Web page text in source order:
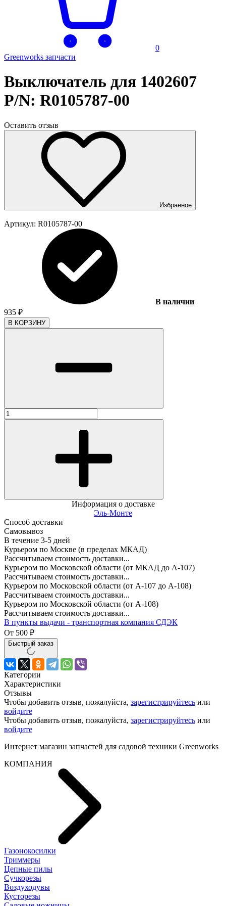
0
Greenworks запчасти
Выключатель для 1402607
P/N: R0105787-00
Оставить отзыв
Избранное
Артикул: R0105787-00
В наличии
935 ₽
В КОРЗИНУ
Информация о доставке
Эль-Монте
Способ доставки
Самовывоз
В течение 3-5 дней
Курьером по Москве (в пределах МКАД)
Рассчитываем стоимость доставки...
Курьером по Московской области (от МКАД до А-107)
Рассчитываем стоимость доставки...
Курьером по Московской области (от А-107 до А-108)
Рассчитываем стоимость доставки...
Курьером по Московской области (от А-108)
Рассчитываем стоимость доставки...
В пункты выдачи - транспортная компания СДЭК
От 500 ₽
Быстрый заказ
Категории
Характеристики
Отзывы
Чтобы добавить отзыв, пожалуйста, зарегистрируйтесь или
войдите
Чтобы добавить отзыв, пожалуйста, зарегистрируйтесь или
войдите
Интернет магазин запчастей для садовой техники Greenworks
КОМПАНИЯ
Газонокосилки
Триммеры
Цепные пилы
Cучкорезы
Воздуходувы
Кусторезы